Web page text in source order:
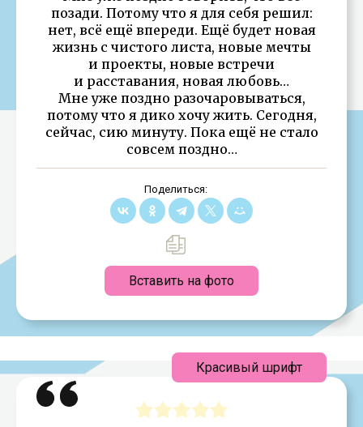
позади. Потому что я для себя решил:
нет, всё ещё впереди. Ещё будет новая
жизнь с чистого листа, новые мечты
и проекты, новые встречи
и расставания, новая любовь…
Мне уже поздно разочаровываться,
потому что я дико хочу жить. Сегодня,
сейчас, сию минуту. Пока ещё не стало
совсем поздно…
Поделиться:
Вставить на фото
Красивый шрифт